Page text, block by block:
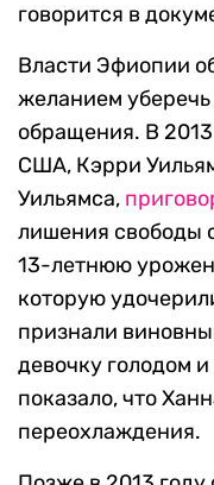
говорится в
Власти Эфиопии
желанием уберечь
обращения. В
США, Кэрри
Уильямса,
лишения свободы
13-летнюю
которую
признали
девочку голодом
показало, что
переохлаждения.